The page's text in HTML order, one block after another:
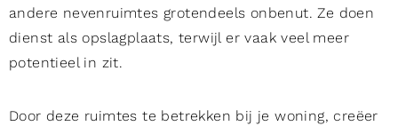
andere nevenruimtes grotendeels onbenut. Ze doen
dienst als opslagplaats, terwijl er vaak veel meer
potentieel in zit.
Door deze ruimtes te betrekken bij je woning, creëer